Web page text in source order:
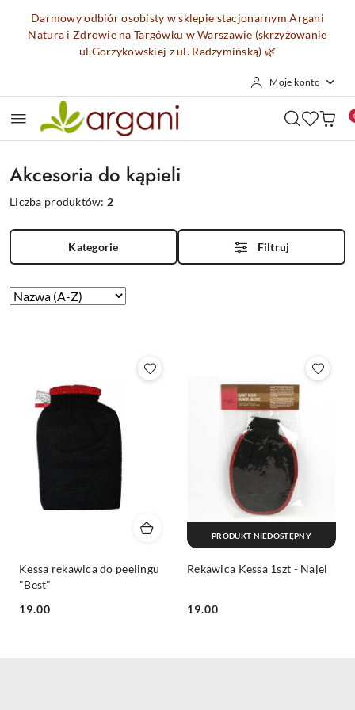
Przejdź do treści głównej
Przejdź do wyszukiwarki
Przejdź do moje konto
Przejdź do menu głównego
Przejdź do stopki
Darmowy odbiór osobisty w sklepie stacjonarnym Argani
Natura i Zdrowie na Targówku w Warszawie (skrzyżowanie
ul.Gorzykowskiej z ul. Radzymińską) 🌿
Moje konto
Akcesoria do kąpieli
Liczba produktów: 2
Kategorie Filtruj
Zastosowano
Sortuj
Kessa rękawica do peelingu
"Best"
Cena:
19.00
Rękawica Kessa 1szt - Najel
Cena:
19.00
PRODUKT NIEDOSTĘPNY